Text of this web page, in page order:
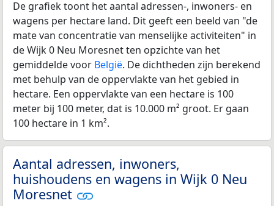
De grafiek toont het aantal adressen-, inwoners- en
wagens per hectare land. Dit geeft een beeld van "de
mate van concentratie van menselijke activiteiten" in
de Wijk 0 Neu Moresnet ten opzichte van het
gemiddelde voor België. De dichtheden zijn berekend
met behulp van de oppervlakte van het gebied in
hectare. Een oppervlakte van een hectare is 100
meter bij 100 meter, dat is 10.000 m² groot. Er gaan
100 hectare in 1 km².
Aantal adressen, inwoners,
huishoudens en wagens in Wijk 0 Neu
Moresnet